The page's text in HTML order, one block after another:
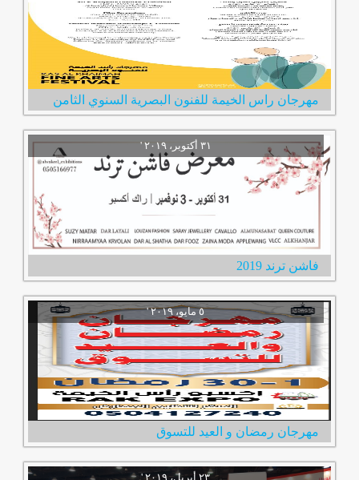
مهرجان راس الخيمة للفنون البصرية السنوي الثامن
فاشن ترند 2019
‏٥ مايو، ٢٠١٩‏ ‏'‏
مهرجان رمضان و العيد للتسوق
‏٢٣ أبريل، ٢٠١٩‏ ‏'‏